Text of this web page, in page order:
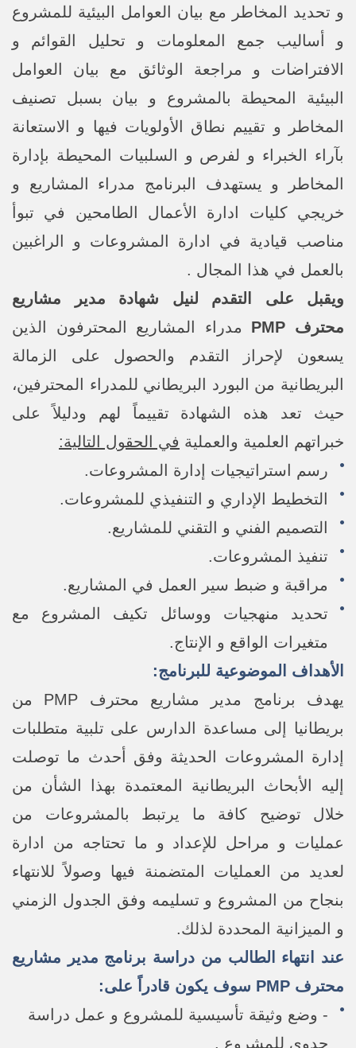
و تحديد المخاطر مع بيان العوامل البيئية للمشروع
و أساليب جمع المعلومات و تحليل القوائم و
الافتراضات و مراجعة الوثائق مع بيان العوامل
البيئية المحيطة بالمشروع و بيان بسبل تصنيف
المخاطر و تقييم نطاق الأولويات فيها و الاستعانة
بآراء الخبراء و لفرص و السلبيات المحيطة بإدارة
المخاطر و يستهدف البرنامج مدراء المشاريع و
خريجي كليات ادارة الأعمال الطامحين في تبوأ
مناصب قيادية في ادارة المشروعات و الراغبين
بالعمل في هذا المجال .
ويقبل على التقدم لنيل شهادة مدير مشاريع
محترف PMP
مدراء المشاريع المحترفون الذين
يسعون لإحراز التقدم والحصول على الزمالة
البريطانية من البورد البريطاني للمدراء المحترفين،
حيث تعد هذه الشهادة تقييماً لهم ودليلاً على
خبراتهم العلمية والعملية في الحقول التالية:
رسم استراتيجيات إدارة المشروعات.
التخطيط الإداري و التنفيذي للمشروعات.
التصميم الفني و التقني للمشاريع.
تنفيذ المشروعات.
مراقبة و ضبط سير العمل في المشاريع.
تحديد منهجيات ووسائل تكيف المشروع مع
متغيرات الواقع و الإنتاج.
الأهداف الموضوعية للبرنامج:
يهدف برنامج مدير مشاريع محترف PMP من
بريطانيا إلى مساعدة الدارس على تلبية متطلبات
إدارة المشروعات الحديثة وفق أحدث ما توصلت
إليه الأبحاث البريطانية المعتمدة بهذا الشأن من
خلال توضيح كافة ما يرتبط بالمشروعات من
عمليات و مراحل للإعداد و ما تحتاجه من ادارة
لعديد من العمليات المتضمنة فيها وصولاً للانتهاء
بنجاح من المشروع و تسليمه وفق الجدول الزمني
و الميزانية المحددة لذلك.
عند انتهاء الطالب من دراسة برنامج مدير مشاريع
محترف PMP سوف يكون قادراً على:
- وضع وثيقة تأسيسية للمشروع و عمل دراسة
جدوى للمشروع .